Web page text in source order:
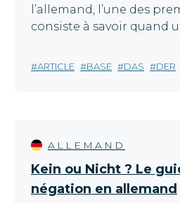
l’allemand, l’une des
consiste à savoir quand
ARTICLE BASE DAS DER
ALLEMAND
Kein ou Nicht ? Le
négation en allemand